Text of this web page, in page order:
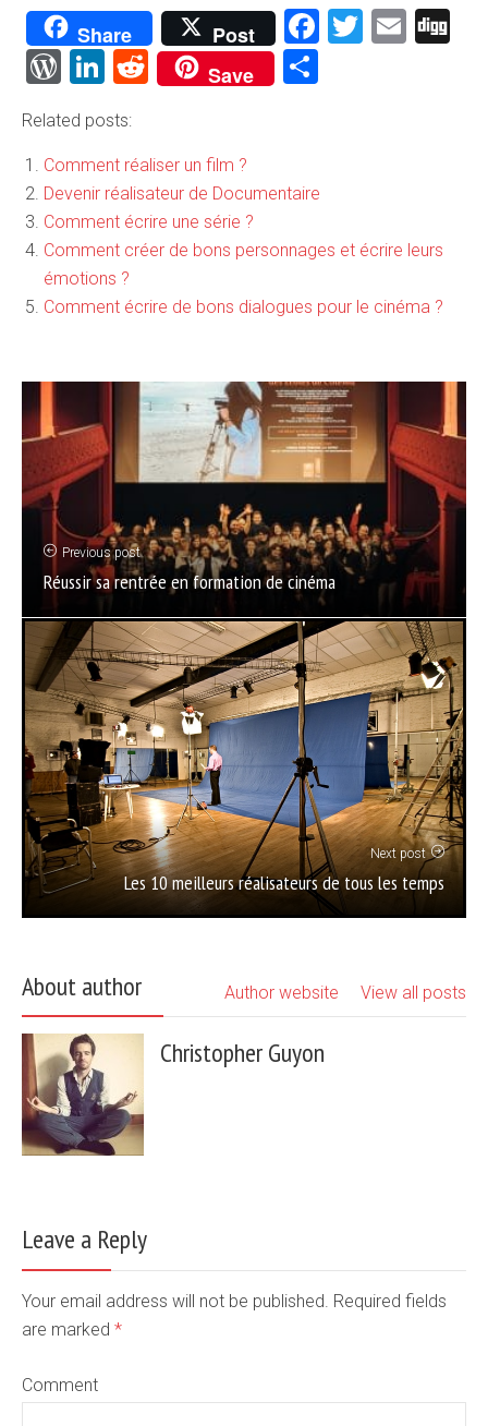
Share Post Facebook
Twitter
WordPress
LinkedIn
Reddit
Save
Related posts:
Comment réaliser un film ?
Devenir réalisateur de Documentaire
Comment écrire une série ?
Comment créer de bons personnages et écrire leurs
émotions ?
Comment écrire de bons dialogues pour le cinéma ?
Previous post
Réussir sa rentrée en formation de cinéma
Next post
Les 10 meilleurs réalisateurs de tous les temps
About author View all posts
Author website
Christopher Guyon
Leave a Reply
Your email address will not be published. Required fields
are marked *
Comment